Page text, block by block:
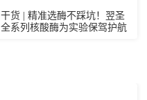
干货 | 精准选酶不踩坑！翌圣
全系列核酸酶为实验保驾护航